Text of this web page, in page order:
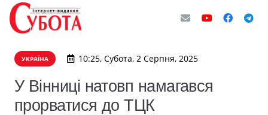
УКРАЇНА 10:25, Субота, 2 Серпня, 2025
У Вінниці натовп намагався
прорватися до ТЦК